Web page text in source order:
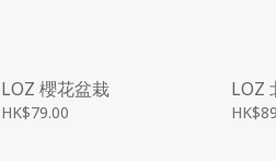
LOZ 櫻花盆栽
HK$79.00
LOZ